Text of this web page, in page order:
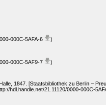
000C-5AFA-6
)
000C-5AF9-7
)
1847. [Staatsbibliothek zu Berlin –
hdl.handle.net/21.11120/0000-000C-